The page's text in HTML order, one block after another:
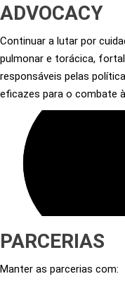
ADVOCACY
Continuar a lutar por
pulmonar e torácica,
responsáveis pelas
eficazes para o combate
PARCERIAS
Manter as parcerias com: